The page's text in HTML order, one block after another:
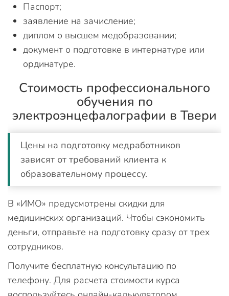
Паспорт;
заявление на зачисление;
диплом о высшем медобразовании;
документ о подготовке в интернатуре или
ординатуре.
Стоимость профессионального
обучения по
электроэнцефалографии в Твери
Цены на подготовку медработников
зависят от требований клиента к
образовательному процессу.
В «ИМО» предусмотрены скидки для
медицинских организаций. Чтобы сэкономить
деньги, отправьте на подготовку сразу от трех
сотрудников.
Получите бесплатную консультацию по
телефону. Для расчета стоимости курса